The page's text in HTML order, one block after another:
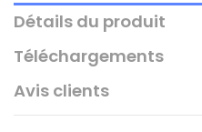
Détails du produit
Téléchargements
Avis clients